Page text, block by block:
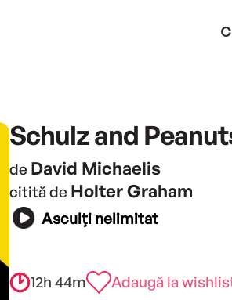
Schulz and
de David Michaelis
citită de Holter Graham
Asculți nelimitat
12h 44m Adaugă la